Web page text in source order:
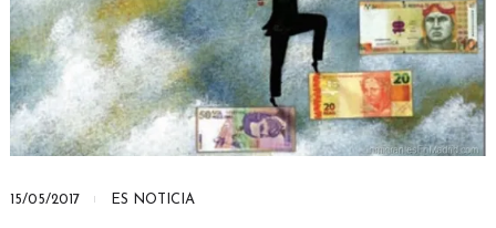
15/05/2017 ES NOTICIA